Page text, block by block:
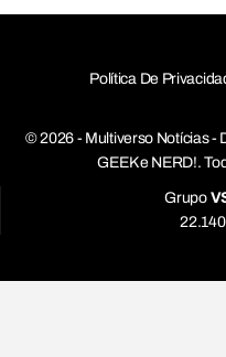
Política De
© 2026 - Multiverso Notícias -
GEEK e NERD!.
Grupo